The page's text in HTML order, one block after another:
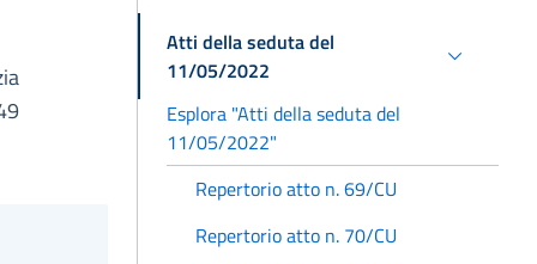
Atti della seduta del
11/05/2022
Esplora "Atti della seduta del
11/05/2022"
Repertorio atto n. 69/CU
Repertorio atto n. 70/CU